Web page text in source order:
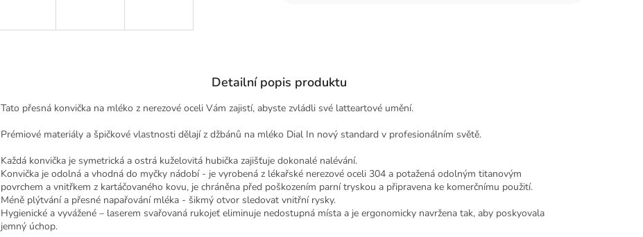
Detailní popis produktu
Tato přesná konvička na mléko z nerezové oceli Vám zajistí, abyste zvládli své latteartové umění.
Prémiové materiály a špičkové vlastnosti dělají z džbánů na mléko Dial In nový standard v profesionálním světě.
Každá konvička je symetrická a ostrá kuželovitá hubička zajišťuje dokonalé nalévání.
Konvička je odolná a vhodná do myčky nádobí - je vyrobená z lékařské nerezové oceli 304 a potažená odolným titanovým
povrchem a vnitřkem z kartáčovaného kovu, je chráněna před poškozením parní tryskou a připravena ke komerčnímu použití.
Méně plýtvání a přesné napařování mléka - šikmý otvor sledovat vnitřní rysky.
Hygienické a vyvážené – laserem svařovaná rukojeť eliminuje nedostupná místa a je ergonomicky navržena tak, aby poskyovala
jemný úchop.